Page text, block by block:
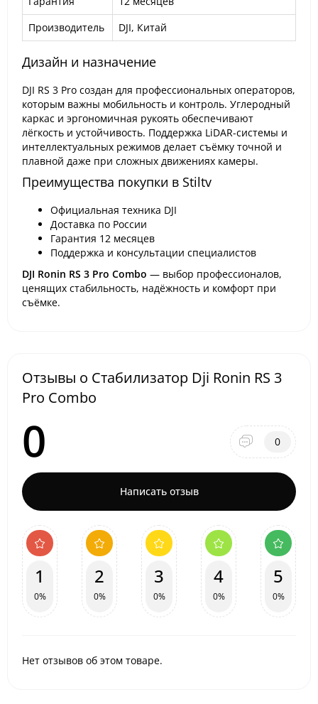
Производитель
DJI, Китай
Дизайн и назначение
DJI RS 3 Pro создан для профессиональных операторов,
которым важны мобильность и контроль. Углеродный
каркас и эргономичная рукоять обеспечивают
лёгкость и устойчивость. Поддержка LiDAR-системы и
интеллектуальных режимов делает съёмку точной и
плавной даже при сложных движениях камеры.
Преимущества покупки в Stiltv
Официальная техника DJI
Доставка по России
Гарантия 12 месяцев
Поддержка и консультации специалистов
DJI Ronin RS 3 Pro Combo — выбор профессионалов,
ценящих стабильность, надёжность и комфорт при
съёмке.
Отзывы о Стабилизатор Dji Ronin RS 3
Pro Combo
0 0
Написать отзыв
1
0%
2
0%
3
0%
4
0%
5
0%
Нет отзывов об этом товаре.